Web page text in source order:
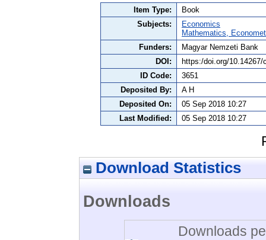
Item Type:
Book
Subjects:
Economics
Mathematics,
Funders:
Magyar Nemzeti Bank
DOI:
https:/doi.org/10.14267/
ID Code:
3651
Deposited By:
A H
Deposited On:
05 Sep 2018 10:27
Last Modified:
05 Sep 2018 10:27
Download Statistics
Downloads
Downloads